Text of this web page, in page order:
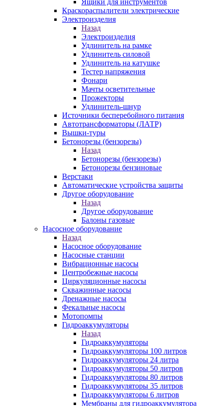
Ящики для инструментов
Краскораспылители электрические
Электроизделия
Назад
Электроизделия
Удлинитель на рамке
Удлинитель силовой
Удлинитель на катушке
Тестер напряжения
Фонари
Мачты осветительные
Прожекторы
Удлинитель-шнур
Источники бесперебойного питания
Автотрансформаторы (ЛАТР)
Вышки-туры
Бетонорезы (бензорезы)
Назад
Бетонорезы (бензорезы)
Бетонорезы бензиновые
Верстаки
Автоматические устройства защиты
Другое оборудование
Назад
Другое оборудование
Балоны газовые
Насосное оборудование
Назад
Насосное оборудование
Насосные станции
Вибрационные насосы
Центробежные насосы
Циркуляционные насосы
Скважинные насосы
Дренажные насосы
Фекальные насосы
Мотопомпы
Гидроаккумуляторы
Назад
Гидроаккумуляторы
Гидроаккумуляторы 100 литров
Гидроаккумуляторы 24 литра
Гидроаккумуляторы 50 литров
Гидроаккумуляторы 80 литров
Гидроаккумуляторы 35 литров
Гидроаккумуляторы 6 литров
Мембраны для гидроаккумулятора